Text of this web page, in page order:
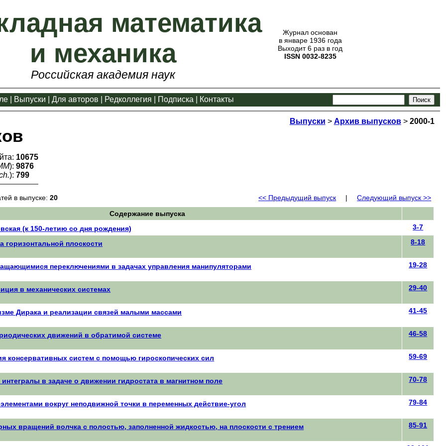
математика
и механика
Российская академия наук
Журнал основан
в январе 1936 года
Выходит 6 раз в год
ISSN 0032-8235
Выпуски Для авторов Редколлегия Подписка Контакты
Выпуски > Архив выпусков> 2000-1
10675
): 9876
): 799
в выпуске:20 << Предыдущий выпуск | Следующий выпуск >>
Содержание выпуска
(к 150-летию со дня рождения)
3-7
горизонтальной плоскости 8-18
переключениями в задачах управления манипуляторами 19-28
в механических системах 29-40
Дирака и реализации связей малыми массами 41-45
движений в обратимой системе 46-58
консервативных систем с помощью гироскопических сил 59-69
в задаче о движении гидростата в магнитном поле 70-78
вокруг неподвижной точки в переменных действие-угол 79-84
вращений волчка с полостью, заполненной жидкостью, на плоскости с трением
85-91